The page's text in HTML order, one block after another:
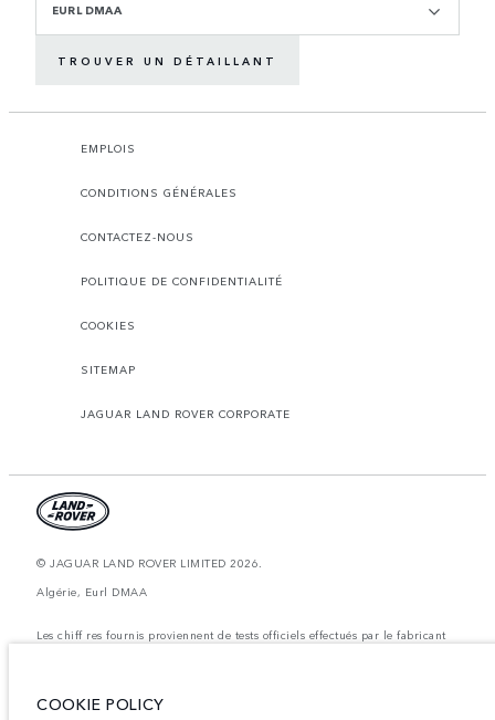
EURL DMAA
TROUVER UN DÉTAILLANT
EMPLOIS
CONDITIONS GÉNÉRALES
CONTACTEZ-NOUS
POLITIQUE DE CONFIDENTIALITÉ
COOKIES
SITEMAP
JAGUAR LAND ROVER CORPORATE
© JAGUAR LAND ROVER LIMITED 2026.
Algérie, Eurl DMAA
Les chiff res fournis proviennent de tests officiels effectués par le fabricant
configurateur peuvent varier d'un marché à l'autre et ne comprennent pas
COOKIE POLICY